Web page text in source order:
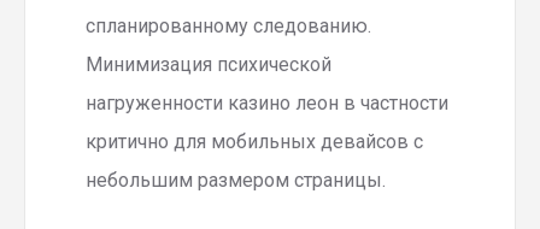
спланированному следованию.
Минимизация психической
нагруженности казино леон в частности
критично для мобильных девайсов с
небольшим размером страницы.